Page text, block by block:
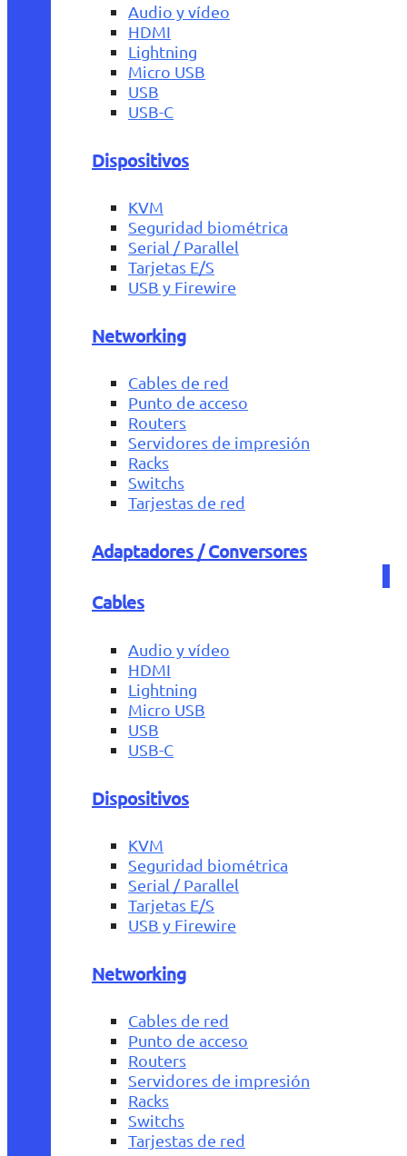
Audio y vídeo
HDMI
Lightning
Micro USB
USB
USB-C
Dispositivos
KVM
Seguridad biométrica
Serial / Parallel
Tarjetas E/S
USB y Firewire
Networking
Cables de red
Punto de acceso
Routers
Servidores de impresión
Racks
Switchs
Tarjestas de red
Adaptadores / Conversores
Cables
Audio y vídeo
HDMI
Lightning
Micro USB
USB
USB-C
Dispositivos
KVM
Seguridad biométrica
Serial / Parallel
Tarjetas E/S
USB y Firewire
Networking
Cables de red
Punto de acceso
Routers
Servidores de impresión
Racks
Switchs
Tarjestas de red